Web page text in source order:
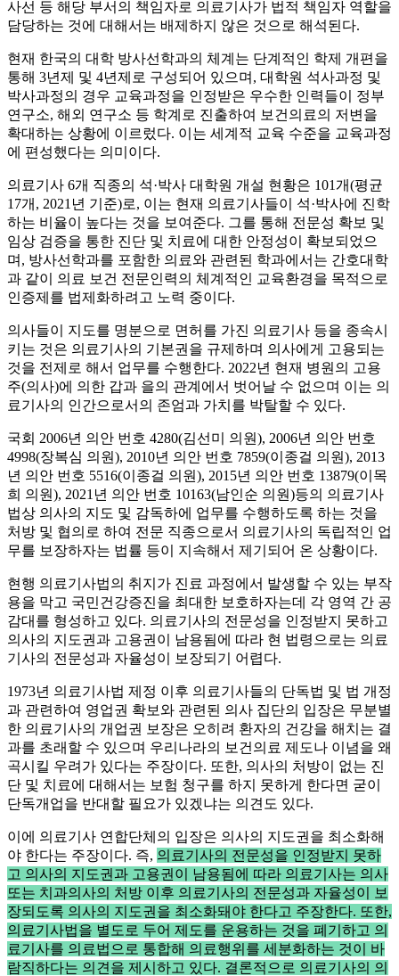
사선 등 해당 부서의 책임자로 의료기사가 법적 책임자 역할을
담당하는 것에 대해서는 배제하지 않은 것으로 해석된다.
현재 한국의 대학 방사선학과의 체계는 단계적인 학제 개편을
통해 3년제 및 4년제로 구성되어 있으며, 대학원 석사과정 및
박사과정의 경우 교육과정을 인정받은 우수한 인력들이 정부
연구소, 해외 연구소 등 학계로 진출하여 보건의료의 저변을
확대하는 상황에 이르렀다. 이는 세계적 교육 수준을 교육과정
에 편성했다는 의미이다.
의료기사 6개 직종의 석·박사 대학원 개설 현황은 101개(평균
17개, 2021년 기준)로, 이는 현재 의료기사들이 석·박사에 진학
하는 비율이 높다는 것을 보여준다. 그를 통해 전문성 확보 및
임상 검증을 통한 진단 및 치료에 대한 안정성이 확보되었으
며, 방사선학과를 포함한 의료와 관련된 학과에서는 간호대학
과 같이 의료 보건 전문인력의 체계적인 교육환경을 목적으로
인증제를 법제화하려고 노력 중이다.
의사들이 지도를 명분으로 면허를 가진 의료기사 등을 종속시
키는 것은 의료기사의 기본권을 규제하며 의사에게 고용되는
것을 전제로 해서 업무를 수행한다. 2022년 현재 병원의 고용
주(의사)에 의한 갑과 을의 관계에서 벗어날 수 없으며 이는 의
료기사의 인간으로서의 존엄과 가치를 박탈할 수 있다.
국회 2006년 의안 번호 4280(김선미 의원), 2006년 의안 번호
4998(장복심 의원), 2010년 의안 번호 7859(이종걸 의원), 2013
년 의안 번호 5516(이종걸 의원), 2015년 의안 번호 13879(이목
희 의원), 2021년 의안 번호 10163(남인순 의원)등의 의료기사
법상 의사의 지도 및 감독하에 업무를 수행하도록 하는 것을
처방 및 협의로 하여 전문 직종으로서 의료기사의 독립적인 업
무를 보장하자는 법률 등이 지속해서 제기되어 온 상황이다.
현행 의료기사법의 취지가 진료 과정에서 발생할 수 있는 부작
용을 막고 국민건강증진을 최대한 보호하자는데 각 영역 간 공
감대를 형성하고 있다. 의료기사의 전문성을 인정받지 못하고
의사의 지도권과 고용권이 남용됨에 따라 현 법령으로는 의료
기사의 전문성과 자율성이 보장되기 어렵다.
1973년 의료기사법 제정 이후 의료기사들의 단독법 및 법 개정
과 관련하여 영업권 확보와 관련된 의사 집단의 입장은 무분별
한 의료기사의 개업권 보장은 오히려 환자의 건강을 해치는 결
과를 초래할 수 있으며 우리나라의 보건의료 제도나 이념을 왜
곡시킬 우려가 있다는 주장이다. 또한, 의사의 처방이 없는 진
단 및 치료에 대해서는 보험 청구를 하지 못하게 한다면 굳이
단독개업을 반대할 필요가 있겠냐는 의견도 있다.
이에 의료기사 연합단체의 입장은 의사의 지도권을 최소화해
야 한다는 주장이다. 즉, 의료기사의 전문성을 인정받지 못하
고 의사의 지도권과 고용권이 남용됨에 따라 의료기사는 의사
또는 치과의사의 처방 이후 의료기사의 전문성과 자율성이 보
장되도록 의사의 지도권을 최소화돼야 한다고 주장한다. 또한,
의료기사법을 별도로 두어 제도를 운용하는 것을 폐기하고 의
료기사를 의료법으로 통합해 의료행위를 세분화하는 것이 바
람직하다는 의견을 제시하고 있다. 결론적으로 의료기사의 의